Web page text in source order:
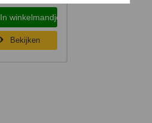
In winkelmandje
Bekijken